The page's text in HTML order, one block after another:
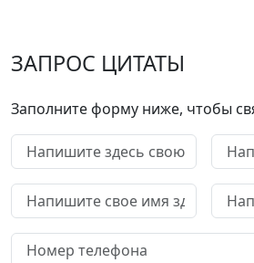
ЗАПРОС ЦИТАТЫ
Заполните форму ниже, чтобы